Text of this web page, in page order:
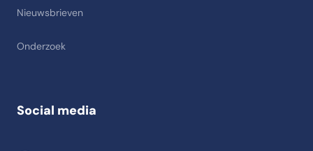
Nieuwsbrieven
Onderzoek
Social media